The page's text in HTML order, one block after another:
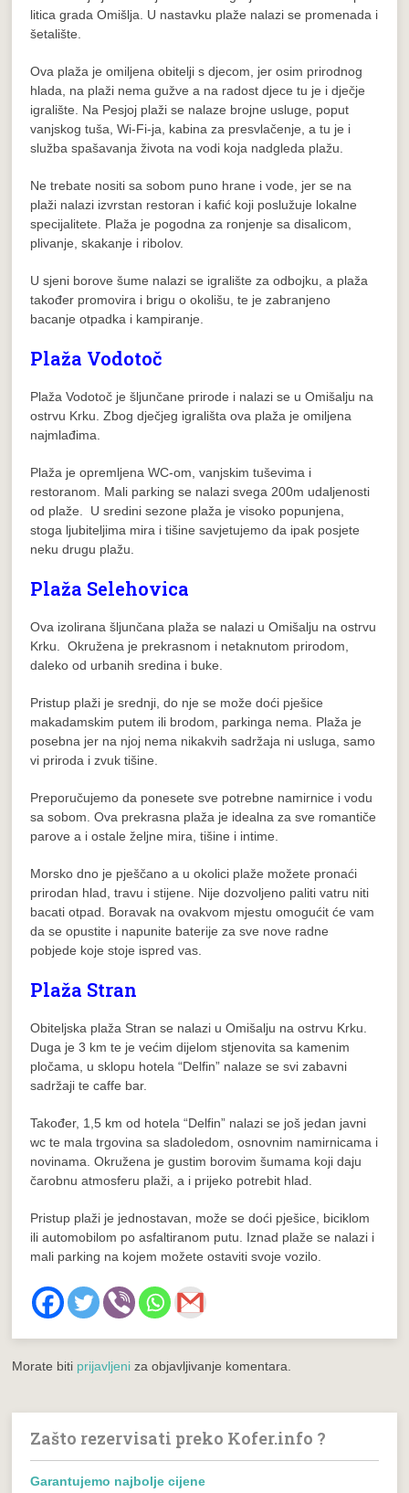
litica grada Omišlja. U nastavku plaže nalazi se promenada i
šetalište.
Ova plaža je omiljena obitelji s djecom, jer osim prirodnog
hlada, na plaži nema gužve a na radost djece tu je i dječje
igralište. Na Pesjoj plaži se nalaze brojne usluge, poput
vanjskog tuša, Wi-Fi-ja, kabina za presvlačenje, a tu je i
služba spašavanja života na vodi koja nadgleda plažu.
Ne trebate nositi sa sobom puno hrane i vode, jer se na
plaži nalazi izvrstan restoran i kafić koji poslužuje lokalne
specijalitete. Plaža je pogodna za ronjenje sa disalicom,
plivanje, skakanje i ribolov.
U sjeni borove šume nalazi se igralište za odbojku, a plaža
također promovira i brigu o okolišu, te je zabranjeno
bacanje otpadka i kampiranje.
Plaža Vodotoč
Plaža Vodotoč je šljunčane prirode i nalazi se u Omišalju na
ostrvu Krku. Zbog dječjeg igrališta ova plaža je omiljena
najmlađima.
Plaža je opremljena WC-om, vanjskim tuševima i
restoranom. Mali parking se nalazi svega 200m udaljenosti
od plaže. U sredini sezone plaža je visoko popunjena,
stoga ljubiteljima mira i tišine savjetujemo da ipak posjete
neku drugu plažu.
Plaža Selehovica
Ova izolirana šljunčana plaža se nalazi u Omišalju na ostrvu
Krku. Okružena je prekrasnom i netaknutom prirodom,
daleko od urbanih sredina i buke.
Pristup plaži je srednji, do nje se može doći pješice
makadamskim putem ili brodom, parkinga nema. Plaža je
posebna jer na njoj nema nikakvih sadržaja ni usluga, samo
vi priroda i zvuk tišine.
Preporučujemo da ponesete sve potrebne namirnice i vodu
sa sobom. Ova prekrasna plaža je idealna za sve romantiče
parove a i ostale željne mira, tišine i intime.
Morsko dno je pješčano a u okolici plaže možete pronaći
prirodan hlad, travu i stijene. Nije dozvoljeno paliti vatru niti
bacati otpad. Boravak na ovakvom mjestu omogućit će vam
da se opustite i napunite baterije za sve nove radne
pobjede koje stoje ispred vas.
Plaža Stran
Obiteljska plaža Stran se nalazi u Omišalju na ostrvu Krku.
Duga je 3 km te je većim dijelom stjenovita sa kamenim
pločama, u sklopu hotela “Delfin” nalaze se svi zabavni
sadržaji te caffe bar.
Također, 1,5 km od hotela “Delfin” nalazi se još jedan javni
wc te mala trgovina sa sladoledom, osnovnim namirnicama i
novinama. Okružena je gustim borovim šumama koji daju
čarobnu atmosferu plaži, a i prijeko potrebit hlad.
Pristup plaži je jednostavan, može se doći pješice, biciklom
ili automobilom po asfaltiranom putu. Iznad plaže se nalazi i
mali parking na kojem možete ostaviti svoje vozilo.
Morate biti prijavljeni za objavljivanje komentara.
Zašto rezervisati preko Kofer.info ?
Garantujemo najbolje cijene